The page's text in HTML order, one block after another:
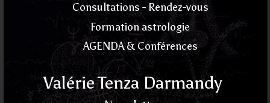
Consultations - Rendez-vous
Formation astrologie
AGENDA & Conférences
Valérie Tenza Darmandy